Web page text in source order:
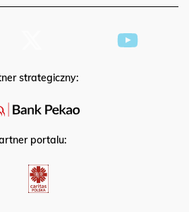
strategiczny:
portalu: